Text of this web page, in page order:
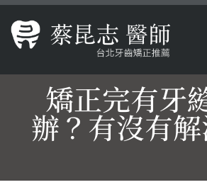
矯正完有牙
辦？有沒有